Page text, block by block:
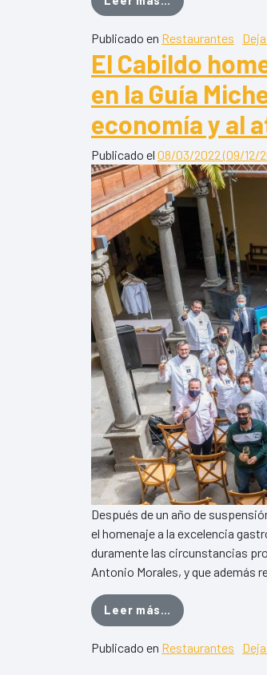
Publicado en Restaurantes
El Cabildo
en la Guía
economía y al
Publicado el 08/03/2022(09/12/
Después de un año de
el homenaje a la excelencia
duramente las circunstancias
Antonio Morales, y que además
Leer más… from El
Publicado en Restaurantes